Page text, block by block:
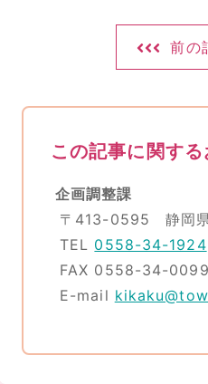
前の
この記事に関す
企画調整課
〒413-0595 静岡
TEL 0558-34-1924
FAX 0558-34-0099
E-mail